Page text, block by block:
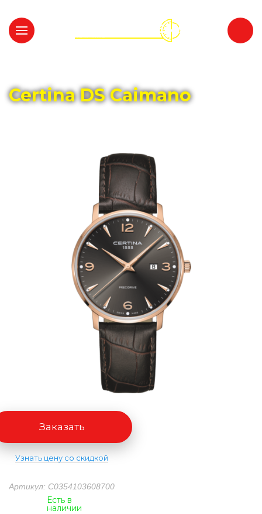
Certina DS Caimano
Артикул: C0354103608700
Есть в
наличии
Заказать
Узнать цену со скидкой